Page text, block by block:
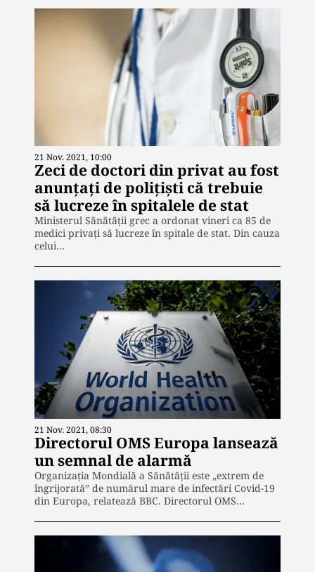
21 Nov. 2021, 10:00
Zeci de doctori din privat au fost
anunțați de polițiști că trebuie
să lucreze în spitalele de stat
Ministerul Sănătăţii grec a ordonat vineri ca 85 de
medici privaţi să lucreze în spitale de stat. Din cauza
celui…
21 Nov. 2021, 08:30
Directorul OMS Europa lansează
un semnal de alarmă
Organizaţia Mondială a Sănătăţii este „extrem de
îngrijorată” de numărul mare de infectări Covid-19
din Europa, relatează BBC. Directorul OMS…